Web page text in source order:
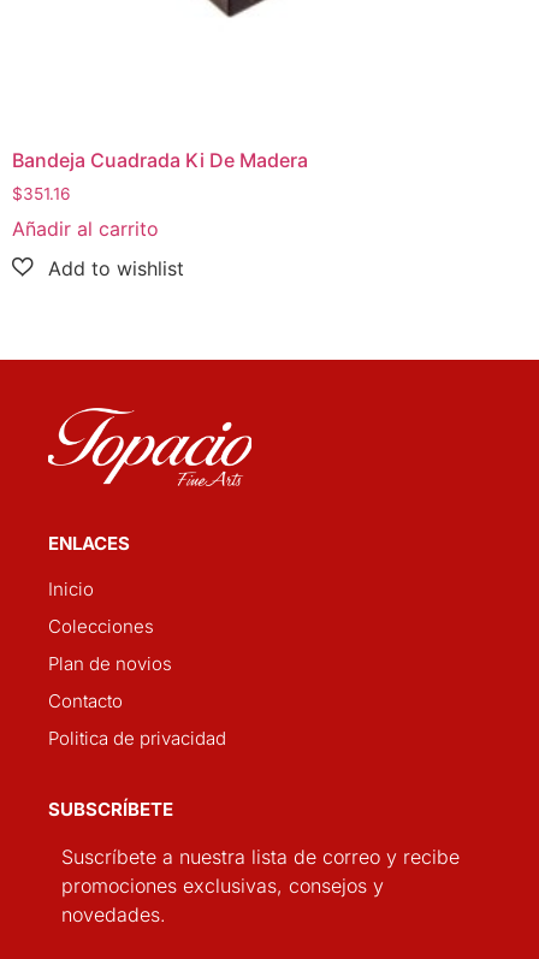
Bandeja Cuadrada Ki De Madera
$351.16
Añadir al carrito
ENLACES
Inicio
Colecciones
Plan de novios
Contacto
Politica de privacidad
SUBSCRÍBETE
Suscríbete a nuestra lista de correo y recibe
promociones exclusivas, consejos y
novedades.